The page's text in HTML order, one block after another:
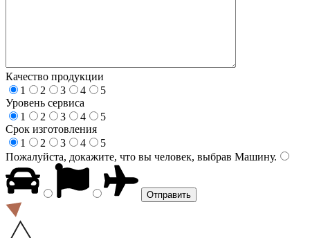
Качество продукции
1
2 3 4
5
Уровень сервиса
1
2 3 4
5
Срок изготовления
1
2 3 4
5
Пожалуйста, докажите, что вы человек, выбрав Машину.